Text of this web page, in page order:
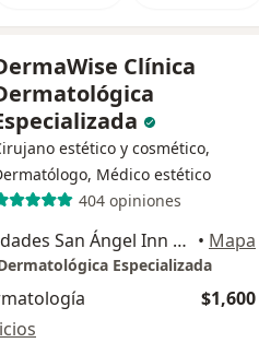
Clínica
estético y cosmético,
Médico estético
404 opiniones
Torre De Especialidades San Ángel Inn Acora Del Valle, Avenida Cuauhtémoc 1040. Consultorio 1156, Benito Juárez • Mapa
Especializada
$1,600